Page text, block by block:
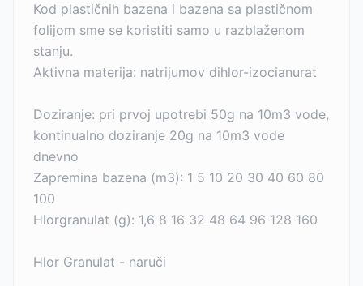
Kod plastičnih bazena i bazena sa plastičnom
folijom sme se koristiti samo u razblaženom
stanju.
Aktivna materija: natrijumov dihlor-izocianurat
Doziranje: pri prvoj upotrebi 50g na 10m3 vode,
kontinualno doziranje 20g na 10m3 vode
dnevno
Zapremina bazena (m3): 1 5 10 20 30 40 60 80
100
Hlorgranulat (g): 1,6 8 16 32 48 64 96 128 160
Hlor Granulat - naruči